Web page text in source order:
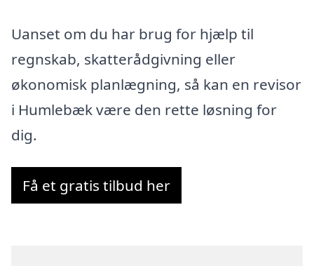
Uanset om du har brug for hjælp til
regnskab, skatterådgivning eller
økonomisk planlægning, så kan en revisor
i Humlebæk være den rette løsning for
dig.
Få et gratis tilbud her